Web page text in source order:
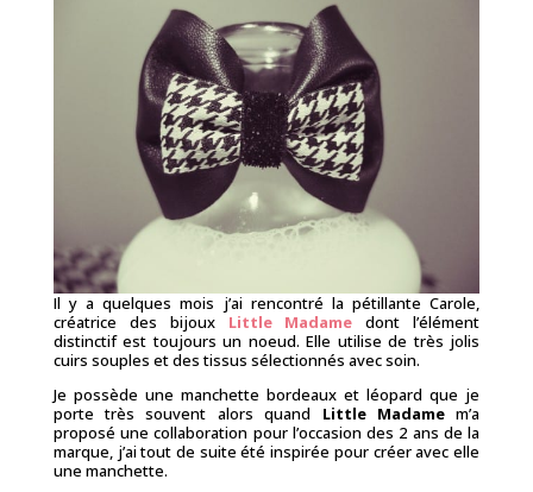
Il y a quelques mois j’ai rencontré la pétillante Carole,
créatrice des bijoux Little Madame dont l’élément
distinctif est toujours un noeud. Elle utilise de très jolis
cuirs souples et des tissus sélectionnés avec soin.
Je possède une manchette bordeaux et léopard que je
porte très souvent alors quand Little Madamem’a
proposé une collaboration pour l’occasion des 2 ans de la
marque, j’ai tout de suite été inspirée pour créer avec elle
une manchette.